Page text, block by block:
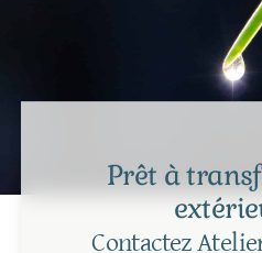
Prêt à
Contactez